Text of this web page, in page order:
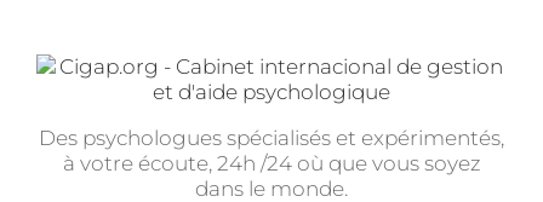
Des psychologues spécialisés et expérimentés,
à votre écoute, 24h /24 où que vous soyez
dans le monde.